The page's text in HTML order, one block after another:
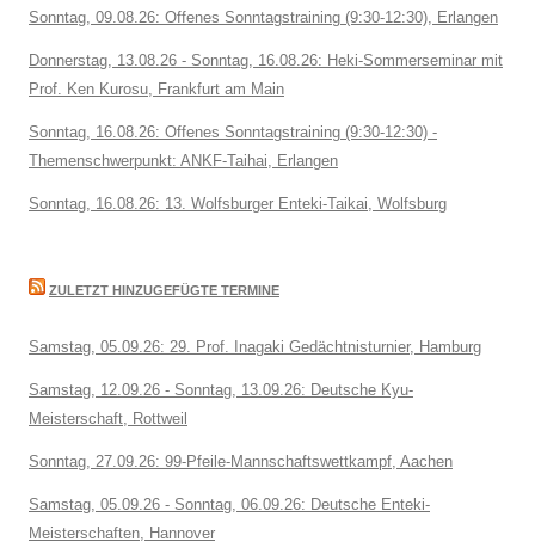
Sonntag, 09.08.26: Offenes Sonntagstraining (9:30-12:30), Erlangen
Donnerstag, 13.08.26 - Sonntag, 16.08.26: Heki-Sommerseminar mit
Prof. Ken Kurosu, Frankfurt am Main
Sonntag, 16.08.26: Offenes Sonntagstraining (9:30-12:30) -
Themenschwerpunkt: ANKF-Taihai, Erlangen
Sonntag, 16.08.26: 13. Wolfsburger Enteki-Taikai, Wolfsburg
ZULETZT HINZUGEFÜGTE TERMINE
Samstag, 05.09.26: 29. Prof. Inagaki Gedächtnisturnier, Hamburg
Samstag, 12.09.26 - Sonntag, 13.09.26: Deutsche Kyu-
Meisterschaft, Rottweil
Sonntag, 27.09.26: 99-Pfeile-Mannschaftswettkampf, Aachen
Samstag, 05.09.26 - Sonntag, 06.09.26: Deutsche Enteki-
Meisterschaften, Hannover